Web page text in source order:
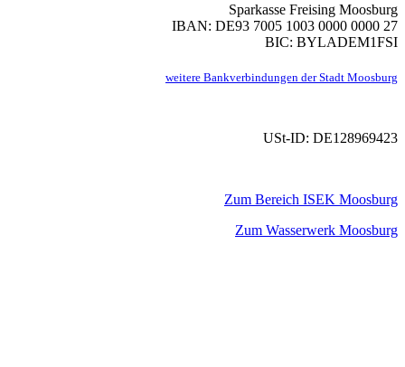
Sparkasse Freising Moosburg
IBAN: DE93 7005 1003 0000 0000 27
BIC: BYLADEM1FSI
weitere Bankverbindungen der Stadt Moosburg
USt-ID: DE128969423
Zum Bereich ISEK Moosburg
Zum Wasserwerk Moosburg